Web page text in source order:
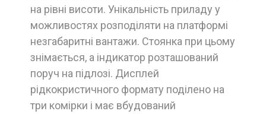
на рівні висоти. Унікальність приладу у
можливостях розподіляти на платформі
незгабаритні вантажи. Стоянка при цьому
знімається, а індикатор розташований
поруч на підлозі. Дисплей
рідкокристичного формату поділено на
три комірки і має вбудований